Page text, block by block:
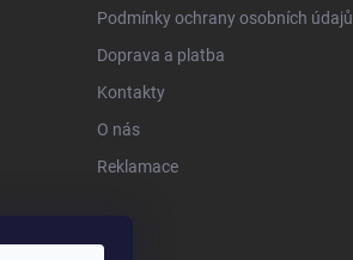
Podmínky ochrany osobních údajů
Doprava a platba
Kontakty
O nás
Reklamace